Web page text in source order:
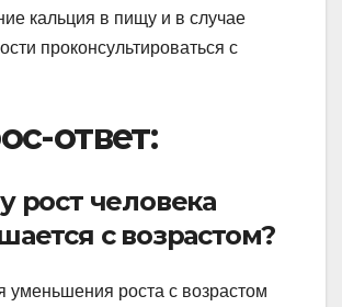
кальция в пищу и в случае
проконсультироваться с
ответ:
рост человека
с возрастом?
уменьшения роста с возрастом